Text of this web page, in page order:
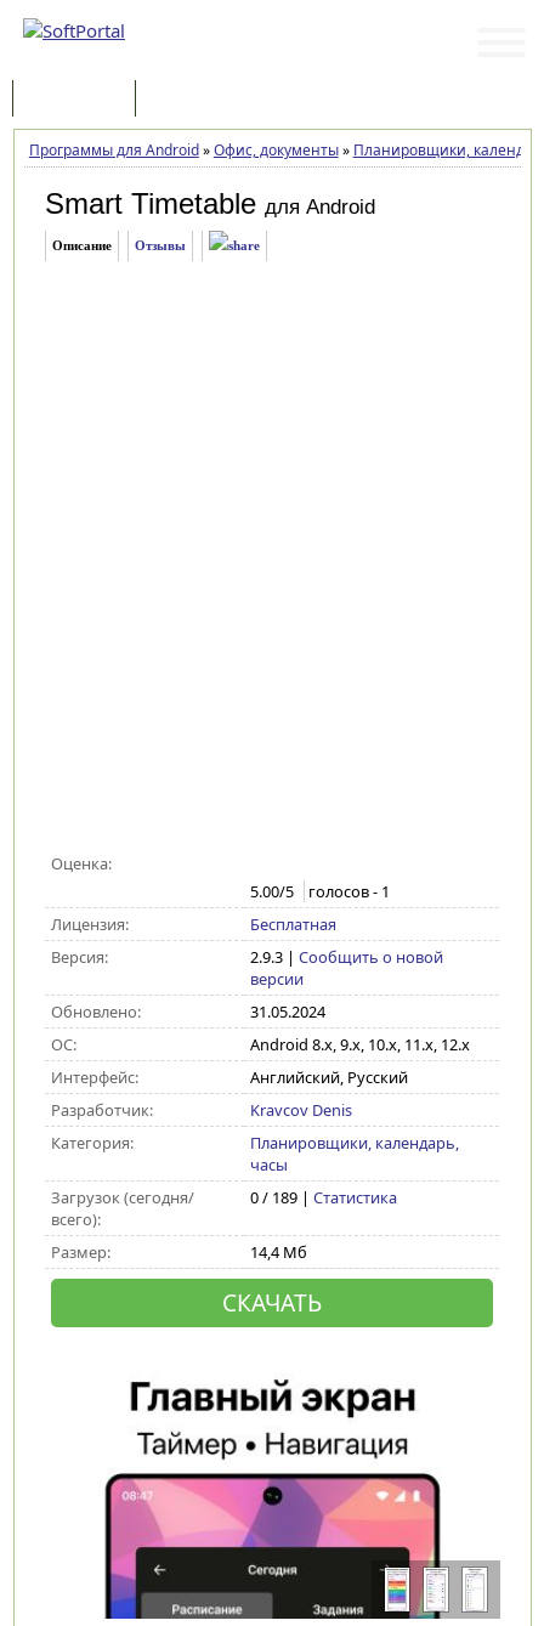
Программы для Android»Офис, документы» Планировщики,
Smart Timetable для Android
Описание Отзывы
Оценка:
5.00/5 голосов - 1
Лицензия:
Бесплатная
Версия:
2.9.3| Сообщить о новой
версии
Обновлено:
31.05.2024
ОС:
Android 8.x, 9.x, 10.x, 11.x, 12.x
Интерфейс:
Английский, Русский
Разработчик:
Kravcov Denis
Категория:
Планировщики, календарь,
часы
Загрузок (сегодня/
всего):
0 / 189 | Статистика
Размер: 14,4 Мб
СКАЧАТЬ